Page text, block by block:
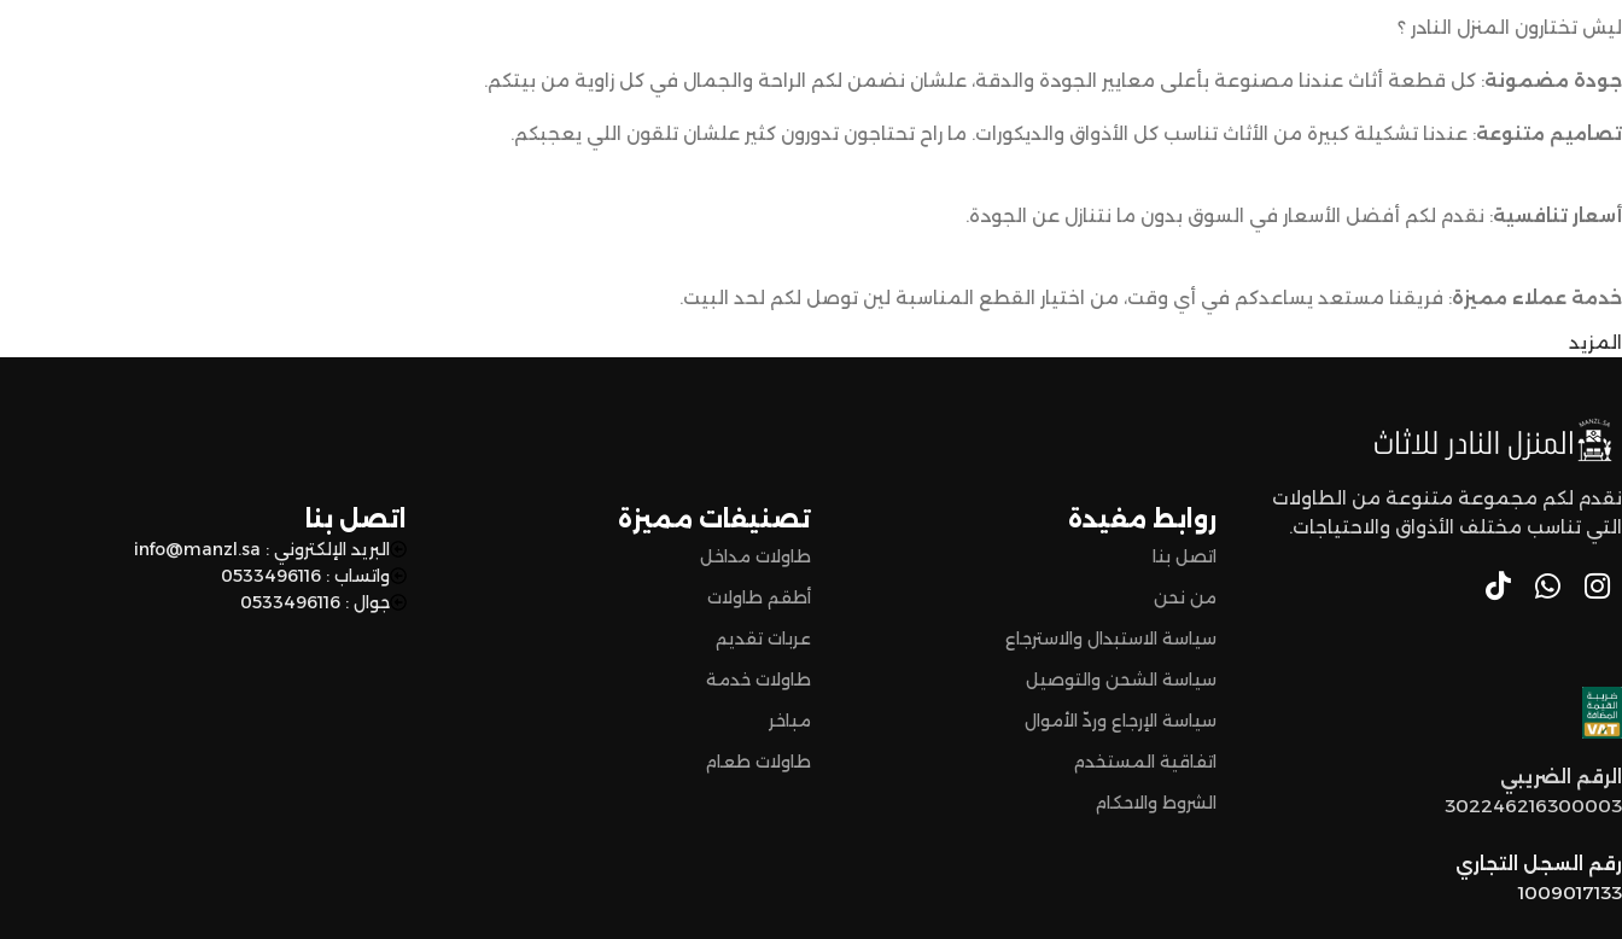
ليش تختارون المنزل النادر ؟
جودة مضمونة: كل قطعة أثاث عندنا مصنوعة بأعلى معايير الجودة والدقة، علشان نضمن لكم الراحة والجمال في كل زاوية من بيتكم.
تصاميم متنوعة: عندنا تشكيلة كبيرة من الأثاث تناسب كل الأذواق والديكورات. ما راح تحتاجون تدورون كثير علشان تلقون اللي يعجبكم.
أسعار تنافسية: نقدم لكم أفضل الأسعار في السوق بدون ما نتنازل عن الجودة.
خدمة عملاء مميزة: فريقنا مستعد يساعدكم في أي وقت، من اختيار القطع المناسبة لين توصل لكم لحد البيت.
اختاروا الراحة والأناقة من المنزل النادر للاثاث الآن وعيشوا تجربة تسوق مميزة.
المزيد
روابط مفيدة
اتصل بنا
من نحن
سياسة الاستبدال والاسترجاع
سياسة الشحن والتوصيل
سياسة الإرجاع وردّ الأموال
اتفاقية المستخدم
الشروط والاحكام
تصنيفات مميزة
طاولات مداخل
أطقم طاولات
عربات تقديم
طاولات خدمة
مباخر
طاولات طعام
اتصل بنا
البريد الإلكتروني : info@manzl.sa
واتساب : 0533496116
جوال : 0533496116
نقدم لكم مجموعة متنوعة من الطاولات
التي تناسب مختلف الأذواق والاحتياجات.
الرقم الضريبي
302246216300003
رقم السجل التجاري
1009017133